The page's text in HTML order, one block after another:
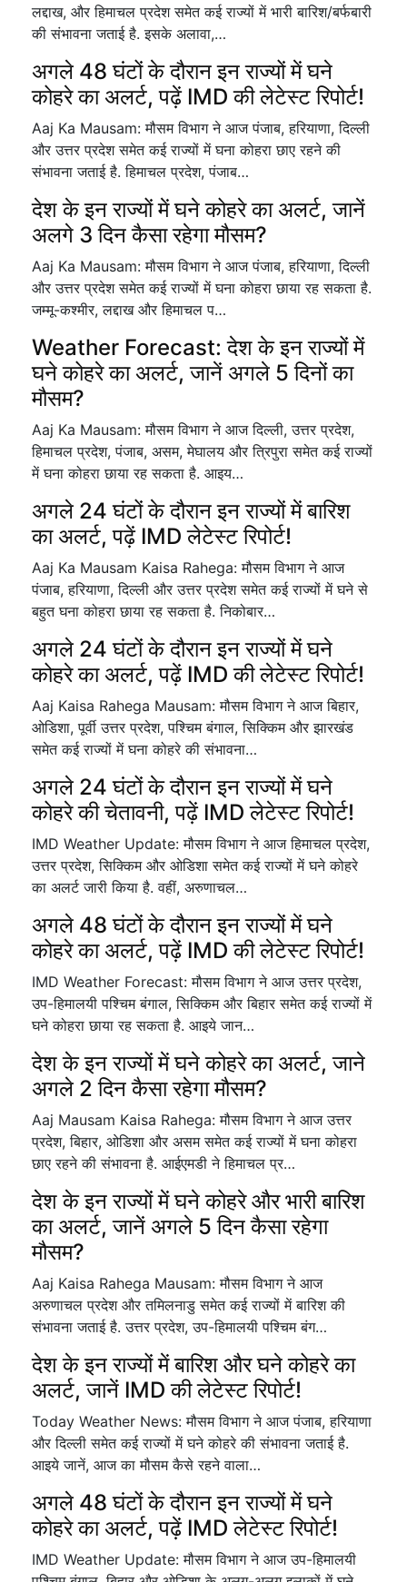
लद्दाख, और हिमाचल प्रदेश समेत कई राज्यों में भारी बारिश/बर्फबारी
की संभावना जताई है. इसके अलावा,…
अगले 48 घंटों के दौरान इन राज्यों में घने
कोहरे का अलर्ट, पढ़ें IMD की लेटेस्ट रिपोर्ट!
Aaj Ka Mausam: मौसम विभाग ने आज पंजाब, हरियाणा, दिल्ली
और उत्तर प्रदेश समेत कई राज्यों में घना कोहरा छाए रहने की
संभावना जताई है. हिमाचल प्रदेश, पंजाब…
देश के इन राज्यों में घने कोहरे का अलर्ट, जानें
अलगे 3 दिन कैसा रहेगा मौसम?
Aaj Ka Mausam: मौसम विभाग ने आज पंजाब, हरियाणा, दिल्ली
और उत्तर प्रदेश समेत कई राज्यों में घना कोहरा छाया रह सकता है.
जम्मू-कश्मीर, लद्दाख और हिमाचल प…
Weather Forecast: देश के इन राज्यों में
घने कोहरे का अलर्ट, जानें अगले 5 दिनों का
मौसम?
Aaj Ka Mausam: मौसम विभाग ने आज दिल्ली, उत्तर प्रदेश,
हिमाचल प्रदेश, पंजाब, असम, मेघालय और त्रिपुरा समेत कई राज्यों
में घना कोहरा छाया रह सकता है. आइय…
अगले 24 घंटों के दौरान इन राज्यों में बारिश
का अलर्ट, पढ़ें IMD लेटेस्ट रिपोर्ट!
Aaj Ka Mausam Kaisa Rahega: मौसम विभाग ने आज
पंजाब, हरियाणा, दिल्ली और उत्तर प्रदेश समेत कई राज्यों में घने से
बहुत घना कोहरा छाया रह सकता है. निकोबार…
अगले 24 घंटों के दौरान इन राज्यों में घने
कोहरे का अलर्ट, पढ़ें IMD की लेटेस्ट रिपोर्ट!
Aaj Kaisa Rahega Mausam: मौसम विभाग ने आज बिहार,
ओडिशा, पूर्वी उत्तर प्रदेश, पश्चिम बंगाल, सिक्किम और झारखंड
समेत कई राज्यों में घना कोहरे की संभावना…
अगले 24 घंटों के दौरान इन राज्यों में घने
कोहरे की चेतावनी, पढ़ें IMD लेटेस्ट रिपोर्ट!
IMD Weather Update: मौसम विभाग ने आज हिमाचल प्रदेश,
उत्तर प्रदेश, सिक्किम और ओडिशा समेत कई राज्यों में घने कोहरे
का अलर्ट जारी किया है. वहीं, अरुणाचल…
अगले 48 घंटों के दौरान इन राज्यों में घने
कोहरे का अलर्ट, पढ़ें IMD की लेटेस्ट रिपोर्ट!
IMD Weather Forecast: मौसम विभाग ने आज उत्तर प्रदेश,
उप-हिमालयी पश्चिम बंगाल, सिक्किम और बिहार समेत कई राज्यों में
घने कोहरा छाया रह सकता है. आइये जान…
देश के इन राज्यों में घने कोहरे का अलर्ट, जाने
अगले 2 दिन कैसा रहेगा मौसम?
Aaj Mausam Kaisa Rahega: मौसम विभाग ने आज उत्तर
प्रदेश, बिहार, ओडिशा और असम समेत कई राज्यों में घना कोहरा
छाए रहने की संभावना है. आईएमडी ने हिमाचल प्र…
देश के इन राज्यों में घने कोहरे और भारी बारिश
का अलर्ट, जानें अगले 5 दिन कैसा रहेगा
मौसम?
Aaj Kaisa Rahega Mausam: मौसम विभाग ने आज
अरुणाचल प्रदेश और तमिलनाडु समेत कई राज्यों में बारिश की
संभावना जताई है. उत्तर प्रदेश, उप-हिमालयी पश्चिम बंग…
देश के इन राज्यों में बारिश और घने कोहरे का
अलर्ट, जानें IMD की लेटेस्ट रिपोर्ट!
Today Weather News: मौसम विभाग ने आज पंजाब, हरियाणा
और दिल्ली समेत कई राज्यों में घने कोहरे की संभावना जताई है.
आइये जानें, आज का मौसम कैसे रहने वाला…
अगले 48 घंटों के दौरान इन राज्यों में घने
कोहरे का अलर्ट, पढ़ें IMD लेटेस्ट रिपोर्ट!
IMD Weather Update: मौसम विभाग ने आज उप-हिमालयी